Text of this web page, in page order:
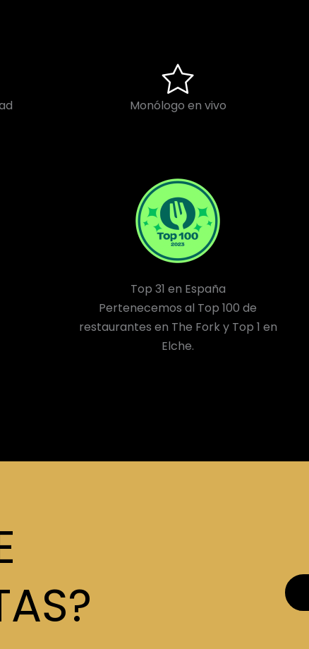
Monólogo en vivo
Top 31 en España
Pertenecemos al Top 100 de
restaurantes en The Fork y Top 1 en
Elche.